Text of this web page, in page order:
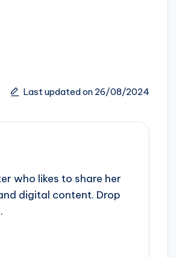
Last updated on 26/08/2024
who likes to share her
digital content. Drop